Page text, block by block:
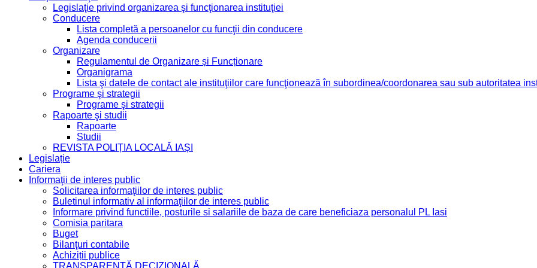
Legislaţie privind organizarea şi funcţionarea instituţiei
Conducere
Lista completă a persoanelor cu funcţii din conducere
Agenda conducerii
Organizare
Regulamentul de Organizare și Funcționare
Organigrama
Lista şi datele de contact ale instituţiilor care funcţionează în subordinea/coordonarea sau sub autoritatea
Programe şi strategii
Programe şi strategii
Rapoarte şi studii
Rapoarte
Studii
REVISTA POLIȚIA LOCALĂ IAȘI
Legislație
Cariera
Informaţii de interes public
Solicitarea informaţiilor de interes public
Buletinul informativ al informaţiilor de interes public
Informare privind functiile, posturile si salariile de baza de care beneficiaza personalul PL Iasi
Comisia paritara
Buget
Bilanţuri contabile
Achiziții publice
TRANSPARENȚĂ DECIZIONALĂ